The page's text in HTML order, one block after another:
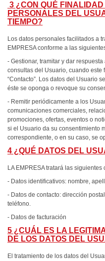
3 ¿CON QUÉ
PERSONALES DEL
TIEMPO?
Los datos personales facilitados a
EMPRESA conforme a las
- Gestionar, tramitar y dar
consultas del Usuario, cuando este
“Contacto”. Los datos del Usuario
éste se oponga o revoque su
- Remitir periódicamente a los
comunicaciones comerciales,
promociones, ofertas, eventos o
si el Usuario da su consentimiento
correspondiente, o en su caso, se
4 ¿QUÉ DATOS DEL
LA EMPRESA tratará las
- Datos identificativos: nombre,
- Datos de contacto: dirección
teléfono.
- Datos de facturación
5 ¿CUÁL ES LA
DE LOS DATOS DEL
El tratamiento de los datos del